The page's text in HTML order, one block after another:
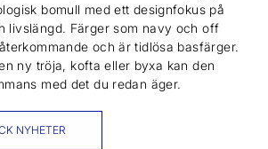
bomull med ett designfokus på
livslängd. Färger som navy och off
och är tidlösa basfärger.
ny tröja, kofta eller byxa kan den
med det du redan äger.
NYHETER